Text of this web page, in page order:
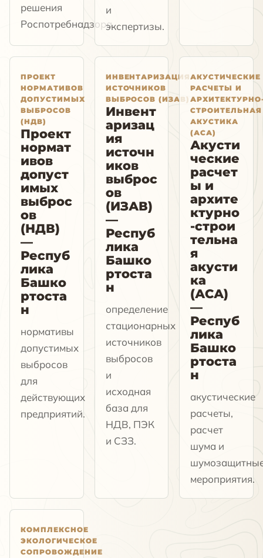
решения
Роспотребнадзора.
и
экспертизы.
ПРОЕКТ
НОРМАТИВОВ
ДОПУСТИМЫХ
ВЫБРОСОВ
(НДВ)
Проект
нормат
ивов
допуст
имых
выброс
ов
(НДВ)
—
Респуб
лика
Башко
ртоста
н
нормативы
допустимых
выбросов
для
действующих
предприятий.
ИНВЕНТАРИЗАЦИЯ
ИСТОЧНИКОВ
ВЫБРОСОВ (ИЗАВ)
Инвент
аризац
ия
источн
иков
выброс
ов
(ИЗАВ)
—
Респуб
лика
Башко
ртоста
н
определение
стационарных
источников
выбросов
и
исходная
база для
НДВ, ПЭК
и СЗЗ.
АКУСТИЧЕСКИЕ
РАСЧЕТЫ И
СТРОИТЕЛЬНАЯ
АКУСТИКА
(АСА)
Акусти
ческие
расчет
ы и
архите
ктурно
-строи
тельна
я
акусти
ка
(АСА)
—
Респуб
лика
Башко
ртоста
н
акустические
расчеты,
расчет
шума и
мероприятия.
КОМПЛЕКСНОЕ
ЭКОЛОГИЧЕСКОЕ
СОПРОВОЖДЕНИЕ